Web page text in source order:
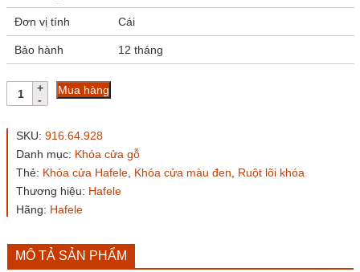
Đơn vị tính Cái
Bảo hành 12 tháng
Lõi
khóa
đầu
núm
vặn
Hafele
916.64.928
số
lượng
Mua hàng
SKU: 916.64.928
Danh mục: Khóa cửa gỗ
Thẻ: Khóa cửa Hafele, Khóa cửa màu đen
Ruột lõi khóa
Thương hiệu: Hafele
Hãng: Hafele
MÔ TẢ SẢN PHẨM